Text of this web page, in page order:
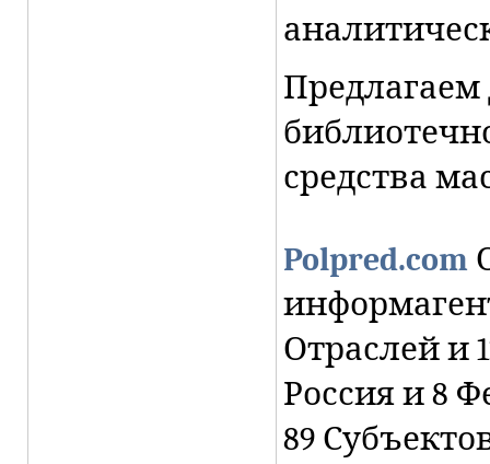
Предлагаем
средства
Polpred.com
Отраслей и
Россия и 8
89